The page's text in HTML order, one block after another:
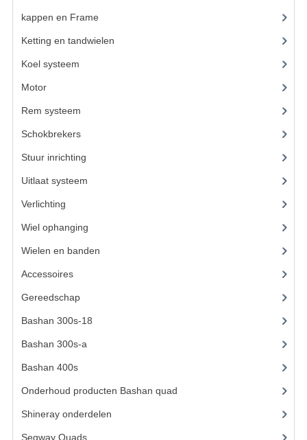
SHINERAY 250 STXE
kappen en Frame
Ketting en tandwielen
Koel systeem
Motor(72)
Rem systeem
Schokbrekers(13)
Stuur inrichting
Uitlaat systeem
Verlichting
Wiel ophanging
Wielen en banden
Accessoires(62)
Gereedschap(8)
Bashan 300s-18
Bashan 300s-a
Bashan 400s(5)
Onderhoud producten Bashan quad
Shineray onderdelen
Segway Quads(6)